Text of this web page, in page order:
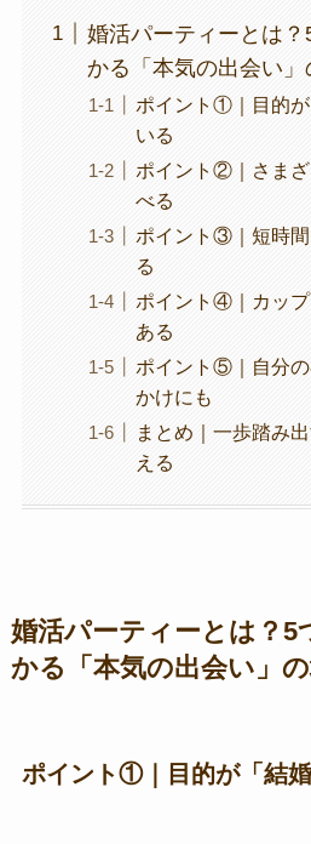
婚活パーティーとは
かる「本気の出会い」
ポイント①｜目的
いる
ポイント②｜さま
べる
ポイント③｜短時間
る
ポイント④｜カッ
ある
ポイント⑤｜自分
かけにも
まとめ｜一歩踏み
える
婚活パーティーとは？5
かる「本気の出会い」
ポイント①｜目的が「結